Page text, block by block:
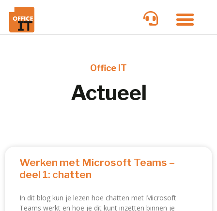
Office IT
Actueel
Werken met Microsoft Teams –
deel 1: chatten
In dit blog kun je lezen hoe chatten met Microsoft
Teams werkt en hoe je dit kunt inzetten binnen je